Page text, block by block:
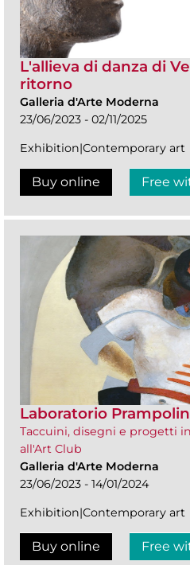
L'allieva di danza di
ritorno
Galleria d'Arte Moderna
23/06/2023 - 02/11/2025
Exhibition|Contemporary art
Buy online Free
Laboratorio
Taccuini, disegni e progetti
all'Art Club
Galleria d'Arte Moderna
23/06/2023 - 14/01/2024
Exhibition|Contemporary art
Buy online Free